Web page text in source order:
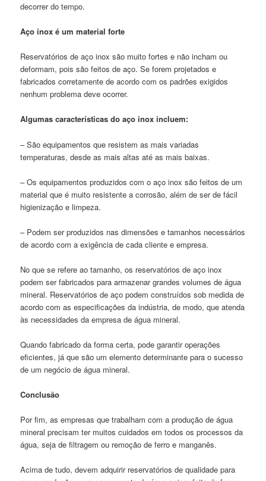
decorrer do tempo.
Aço inox é um material forte
Reservatórios de aço inox são muito fortes e não incham ou
deformam, pois são feitos de aço. Se forem projetados e
fabricados corretamente de acordo com os padrões exigidos
nenhum problema deve ocorrer.
Algumas características do aço inox incluem:
– São equipamentos que resistem as mais variadas
temperaturas, desde as mais altas até as mais baixas.
– Os equipamentos produzidos com o aço inox são feitos de um
material que é muito resistente a corrosão, além de ser de fácil
higienização e limpeza.
– Podem ser produzidos nas dimensões e tamanhos necessários
de acordo com a exigência de cada cliente e empresa.
No que se refere ao tamanho, os reservatórios de aço inox
podem ser fabricados para armazenar grandes volumes de água
mineral. Reservatórios de aço podem construídos sob medida de
acordo com as especificações da indústria, de modo, que atenda
às necessidades da empresa de água mineral.
Quando fabricado da forma certa, pode garantir operações
eficientes, já que são um elemento determinante para o sucesso
de um negócio de água mineral.
Conclusão
Por fim, as empresas que trabalham com a produção de água
mineral precisam ter muitos cuidados em todos os processos da
água, seja de filtragem ou remoção de ferro e manganês.
Acima de tudo, devem adquirir reservatórios de qualidade para